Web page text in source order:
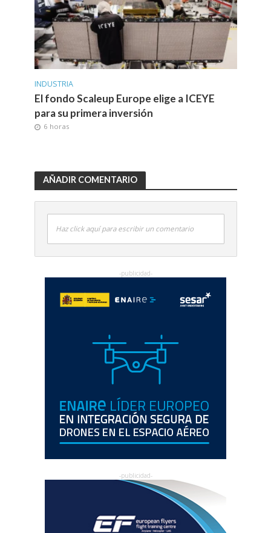
INDUSTRIA
El fondo Scaleup Europe elige a ICEYE
para su primera inversión
6 horas
AÑADIR COMENTARIO
Haz click aquí para escribir un comentario